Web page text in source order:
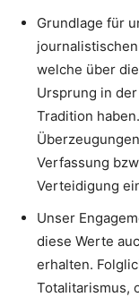
Grundlage für
welche über
Ursprung in
Tradition
Verfassung
Verteidigung
Unser
diese Werte
erhalten.
Totalitarismus,